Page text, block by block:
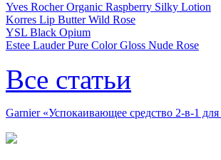
Yves Rocher Organic Raspberry Silky Lotion
Korres Lip Butter Wild Rose
YSL Black Opium
Estee Lauder Pure Color Gloss Nude Rose
Все статьи
Garnier «Успокаивающее средство 2-в-1